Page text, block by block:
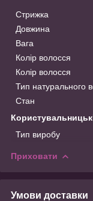
Стрижка
Довжина
Вага
Колір волосся
Колір волосся
Тип натурального
Стан
Тип виробу
Приховати
Умови доставки